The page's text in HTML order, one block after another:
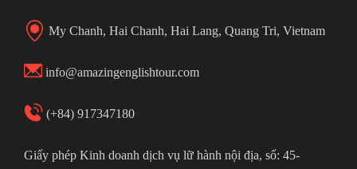
My Chanh, Hai Chanh, Hai Lang, Quang Tri, Vietnam
info@amazingenglishtour.com
(+84) 917347180
Giấy phép Kinh doanh dịch vụ lữ hành nội địa, số: 45-